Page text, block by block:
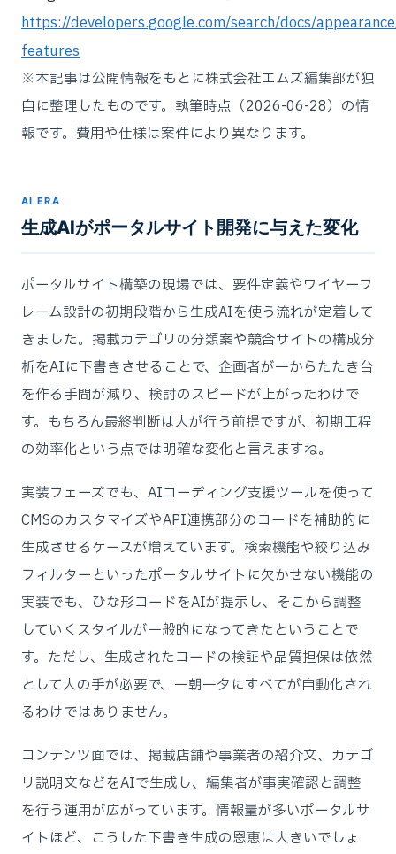
https://developers.google.com/search/docs/
features
※本記事は公開情報をもとに株式会社エムズ編集部が独
自に整理したものです。執筆時点（2026-06-28）の情
報です。費用や仕様は案件により異なります。
AI ERA
生成AIがポータルサイト開発に与えた変化
ポータルサイト構築の現場では、要件定義やワイヤーフ
レーム設計の初期段階から生成AIを使う流れが定着して
きました。掲載カテゴリの分類案や競合サイトの構成分
析をAIに下書きさせることで、企画者が一からたたき台
を作る手間が減り、検討のスピードが上がったわけで
す。もちろん最終判断は人が行う前提ですが、初期工程
の効率化という点では明確な変化と言えますね。
実装フェーズでも、AIコーディング支援ツールを使って
CMSのカスタマイズやAPI連携部分のコードを補助的に
生成させるケースが増えています。検索機能や絞り込み
フィルターといったポータルサイトに欠かせない機能の
実装でも、ひな形コードをAIが提示し、そこから調整
していくスタイルが一般的になってきたということで
す。ただし、生成されたコードの検証や品質担保は依然
として人の手が必要で、一朝一夕にすべてが自動化され
るわけではありません。
コンテンツ面では、掲載店舗や事業者の紹介文、カテゴ
リ説明文などをAIで生成し、編集者が事実確認と調整
を行う運用が広がっています。情報量が多いポータルサ
イトほど、こうした下書き生成の恩恵は大きいでしょ